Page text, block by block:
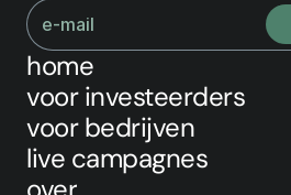
home
voor investeerders
voor bedrijven
live campagnes